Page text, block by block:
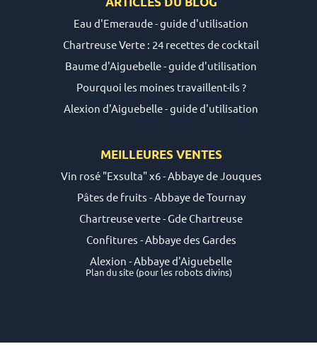
Eau d'Emeraude - guide d'utilisation
Chartreuse Verte : 24 recettes de cocktail
Baume d'Aiguebelle - guide d'utilisation
Pourquoi les moines travaillent-ils ?
Alexion d'Aiguebelle - guide d'utilisation
MEILLEURES VENTES
Vin rosé "Exsulta" x6 - Abbaye de Jouques
Pâtes de fruits - Abbaye de Tournay
Chartreuse verte - Gde Chartreuse
Confitures - Abbaye des Gardes
Alexion - Abbaye d'Aiguebelle
Plan du site(pour les robots divins)